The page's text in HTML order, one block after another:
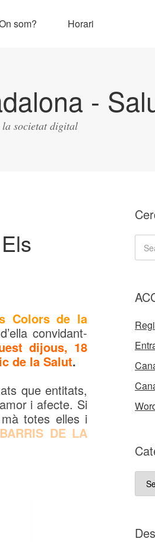
som? Horari
-
la societat digital
Colors de la
convidant-
dijous, 18
de la Salut.
que entitats,
i afecte. Si
totes elles i
DE LA
del
D